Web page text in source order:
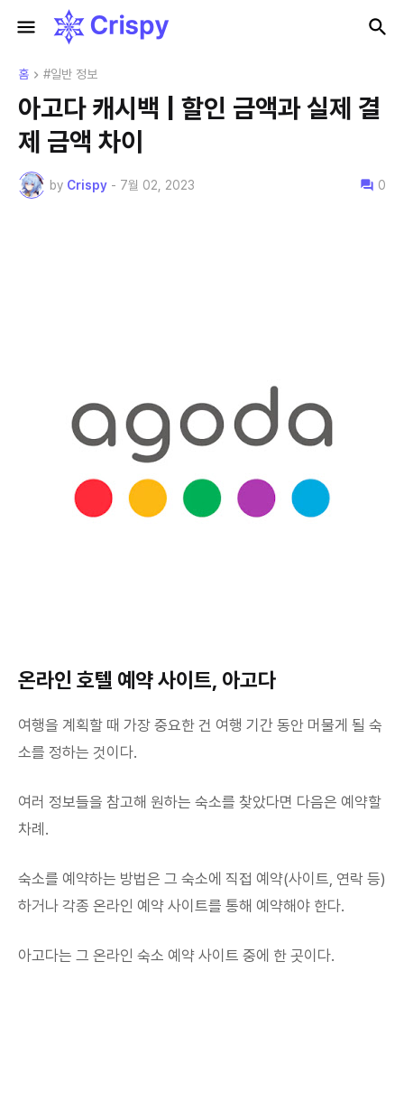
홈 #일반 정보
아고다 캐시백 | 할인 금액과 실제 결
제 금액 차이
by Crispy - 7월 02, 2023 0
온라인 호텔 예약 사이트, 아고다
여행을 계획할 때 가장 중요한 건 여행 기간 동안 머물게 될 숙
소를 정하는 것이다.
여러 정보들을 참고해 원하는 숙소를 찾았다면 다음은 예약할
차례.
숙소를 예약하는 방법은 그 숙소에 직접 예약(사이트, 연락 등)
하거나 각종 온라인 예약 사이트를 통해 예약해야 한다.
아고다는 그 온라인 숙소 예약 사이트 중에 한 곳이다.